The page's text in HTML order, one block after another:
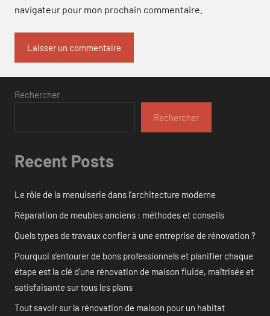
navigateur pour mon prochain commentaire.
Rechercher
Rechercher
Recent Posts
Le rôle de la menuiserie dans l’architecture moderne
Réparation de meubles anciens : méthodes et conseils
Quels types de travaux confier à une entreprise de rénovation ?
Pourquoi s’entourer de bons professionnels et planifier chaque
étape est la clé d’une rénovation de maison fluide, maîtrisée et
satisfaisante sur tous les plans
Tout savoir sur la rénovation de maison pour un habitat